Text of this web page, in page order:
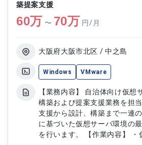
築提案支援
60万 〜 70万 円/月
大阪府大阪市北区 / 中之島
Windows VMware
【業務内容】 自治体向け仮想
構築および提案支援業務を担
支援から設計、構築まで一連
に基づいた仮想サーバ環境の
を行います。 【作業内容】 ・仮想サーバに関する